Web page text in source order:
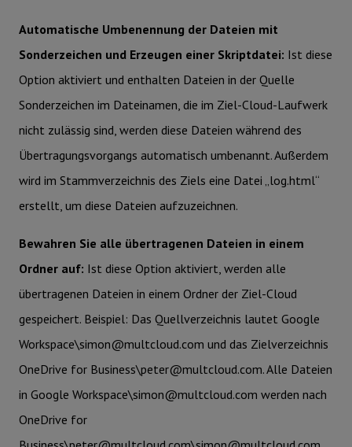
Automatische Umbenennung der Dateien mit
Sonderzeichen und Erzeugen einer Skriptdatei: Ist diese
Option aktiviert und enthalten Dateien in der Quelle
Sonderzeichen im Dateinamen, die im Ziel-Cloud-Laufwerk
nicht zulässig sind, werden diese Dateien während des
Übertragungsvorgangs automatisch umbenannt. Außerdem
wird im Stammverzeichnis des Ziels eine Datei „log.html“
erstellt, um diese Dateien aufzuzeichnen.
Bewahren Sie alle übertragenen Dateien in einem
Ordner auf: Ist diese Option aktiviert, werden alle
übertragenen Dateien in einem Ordner der Ziel-Cloud
gespeichert. Beispiel: Das Quellverzeichnis lautet Google
Workspace\simon@multcloud.com und das Zielverzeichnis
OneDrive for Business\peter@multcloud.com. Alle Dateien
in Google Workspace\simon@multcloud.com werden nach
OneDrive for